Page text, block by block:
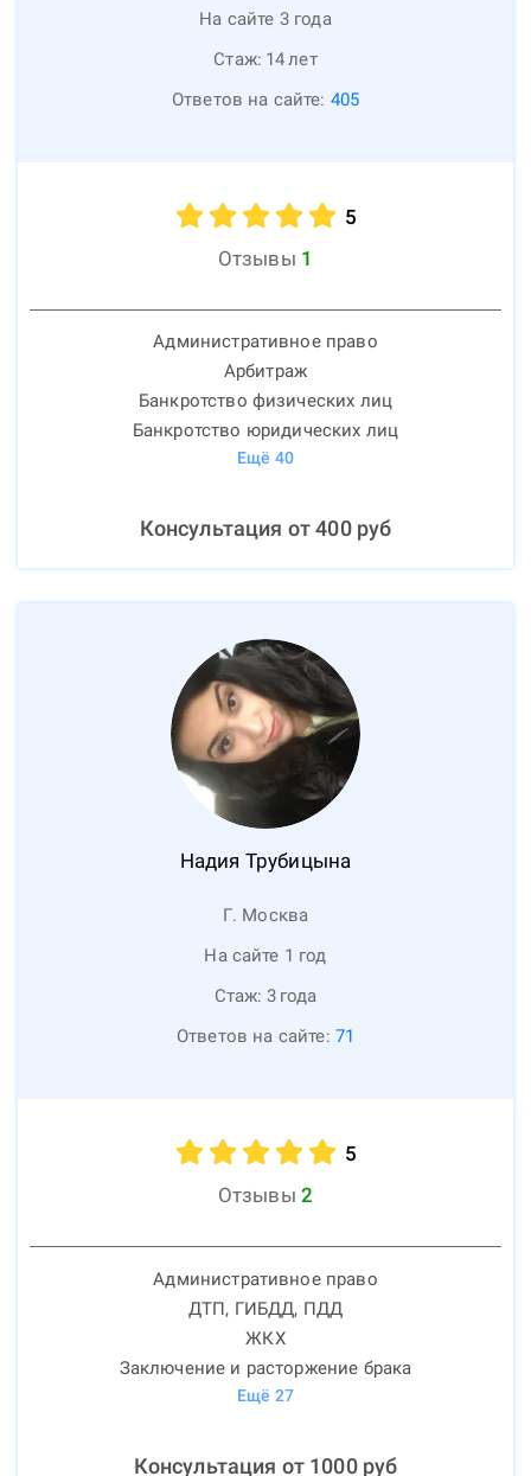
На сайте 3 года
Стаж: 14лет
Ответов на сайте: 405
5
Отзывы 1
Административное право
Арбитраж
Банкротство физических лиц
Банкротство юридических лиц
Ещё 40
Консультация от400руб
Надия Трубицына
Г. Москва
На сайте 1 год
Стаж: 3 года
Ответов на сайте: 71
5
Отзывы 2
Административное право
ДТП, ГИБДД, ПДД
ЖКХ
Заключение и расторжение брака
Ещё 27
Консультация от 1000руб